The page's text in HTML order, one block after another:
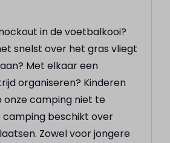
in de voetbalkooi?
snelst over het gras vliegt
Met elkaar een
organiseren? Kinderen
onze camping niet te
camping beschikt over
Zowel voor jongere